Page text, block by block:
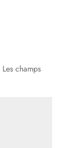
Les champs